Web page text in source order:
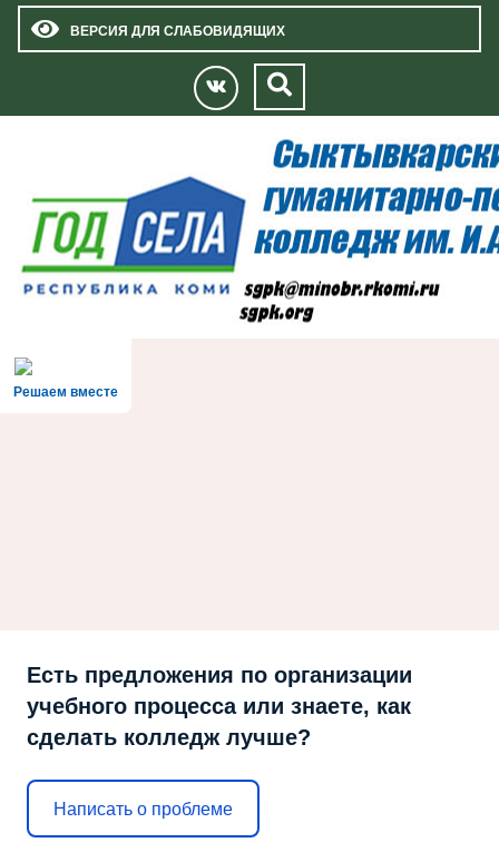
ВЕРСИЯ ДЛЯ СЛАБОВИДЯЩИХ
Решаем вместе
Есть предложения по организации
учебного процесса или знаете, как
сделать колледж лучше?
Написать о проблеме